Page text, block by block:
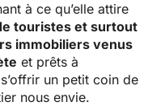
à ce qu’elle attire
touristes et surtout
immobiliers venus
et prêts à
un petit coin de
nous envie.